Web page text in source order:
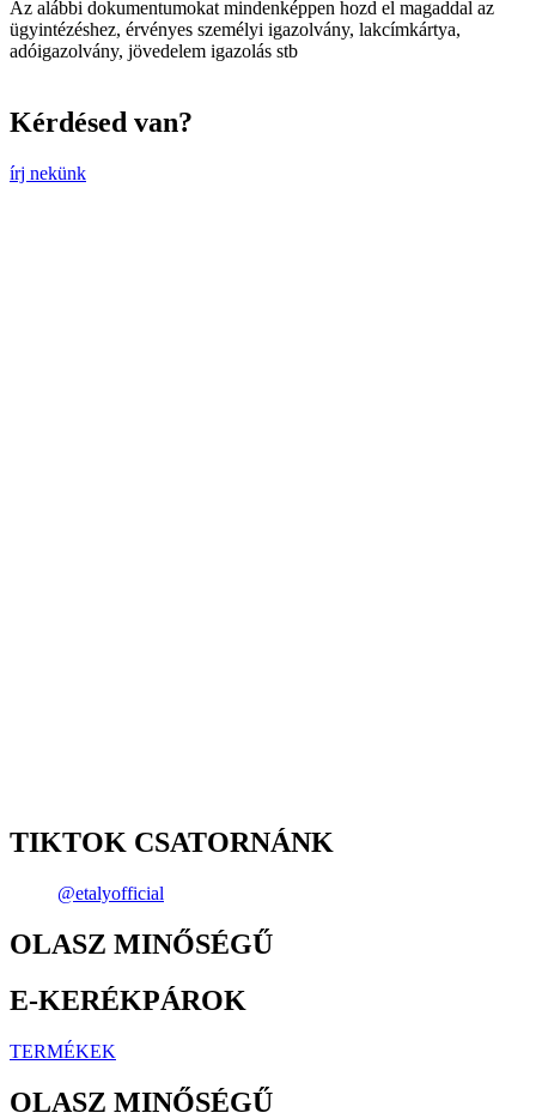
Az alábbi dokumentumokat mindenképpen hozd el magaddal az
ügyintézéshez, érvényes személyi igazolvány, lakcímkártya,
adóigazolvány, jövedelem igazolás stb
Kérdésed van?
írj nekünk
TIKTOK CSATORNÁNK
@etalyofficial
OLASZ MINŐSÉGŰ
E-KERÉKPÁROK
TERMÉKEK
OLASZ MINŐSÉGŰ